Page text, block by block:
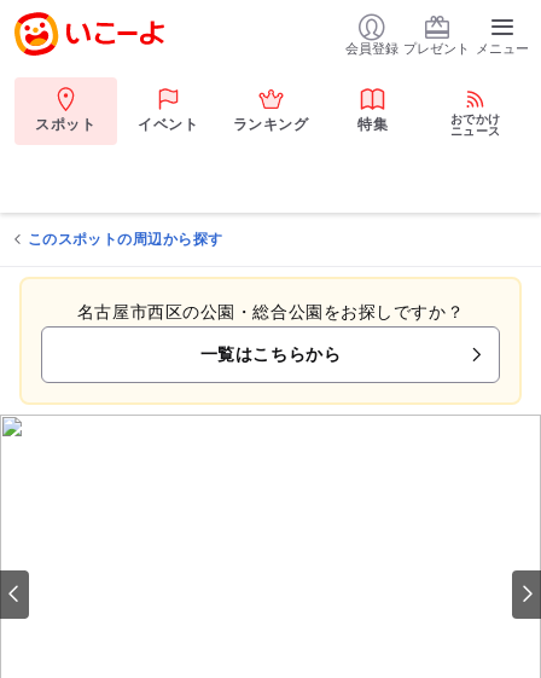
会員登録 プレゼント メニュー
スポット イベント ランキング 特集
おでかけ
ニュース
このスポットの周辺から探す
名古屋市西区の公園・総合公園をお探しですか？
一覧はこちらから